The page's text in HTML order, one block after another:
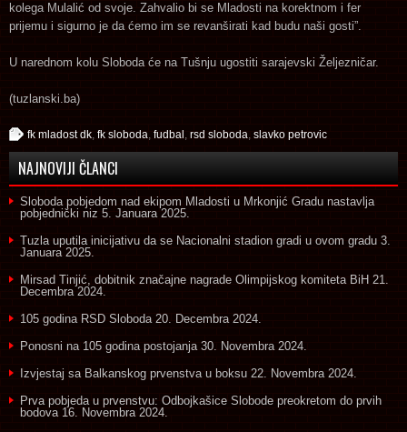
kolega Mulalić od svoje. Zahvalio bi se Mladosti na korektnom i fer
prijemu i sigurno je da ćemo im se revanširati kad budu naši gosti”.
U narednom kolu Sloboda će na Tušnju ugostiti sarajevski Željezničar.
(tuzlanski.ba)
fk mladost dk, fk sloboda, fudbal , rsd sloboda, slavko petrovic
NAJNOVIJI ČLANCI
Sloboda pobjedom nad ekipom Mladosti u Mrkonjić Gradu nastavlja
pobjednički niz 5. Januara 2025.
Tuzla uputila inicijativu da se Nacionalni stadion gradi u ovom gradu 3.
Januara 2025.
Mirsad Tinjić, dobitnik značajne nagrade Olimpijskog komiteta BiH 21.
Decembra 2024.
105 godina RSD Sloboda 20. Decembra 2024.
Ponosni na 105 godina postojanja 30. Novembra 2024.
Izvjestaj sa Balkanskog prvenstva u boksu 22. Novembra 2024.
Prva pobjeda u prvenstvu: Odbojkašice Slobode preokretom do prvih
bodova 16. Novembra 2024.